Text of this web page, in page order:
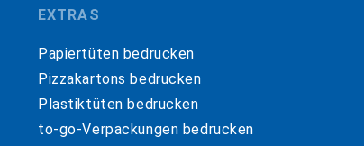
EXTRAS
Papiertüten bedrucken
Pizzakartons bedrucken
Plastiktüten bedrucken
to-go-Verpackungen bedrucken